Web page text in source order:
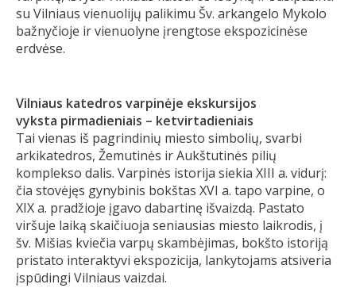
su Vilniaus vienuolijų palikimu Šv. arkangelo Mykolo
bažnyčioje ir vienuolyne įrengtose ekspozicinėse
erdvėse.
Vilniaus katedros varpinėje ekskursijos
vyksta pirmadieniais – ketvirtadieniais
Tai vienas iš pagrindinių miesto simbolių, svarbi
arkikatedros, Žemutinės ir Aukštutinės pilių
komplekso dalis. Varpinės istorija siekia XIII a. vidurį:
čia stovėjęs gynybinis bokštas XVI a. tapo varpine, o
XIX a. pradžioje įgavo dabartinę išvaizdą. Pastato
viršuje laiką skaičiuoja seniausias miesto laikrodis, į
šv. Mišias kviečia varpų skambėjimas, bokšto istoriją
pristato interaktyvi ekspozicija, lankytojams atsiveria
įspūdingi Vilniaus vaizdai.